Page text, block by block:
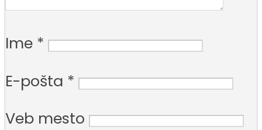
Ime *
E-pošta *
Veb mesto